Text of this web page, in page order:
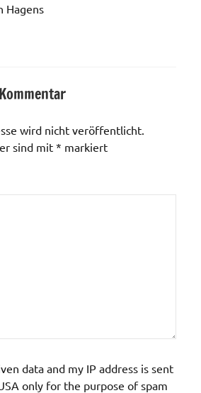
Hagens
wird nicht veröffentlicht.
sind mit * markiert
data and my IP address is sent
only for the purpose of spam